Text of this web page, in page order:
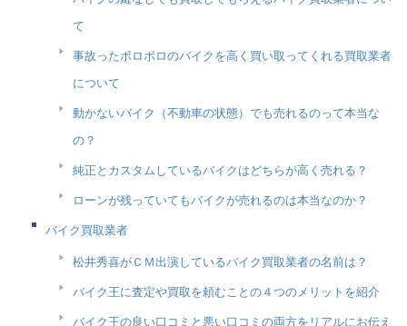
て
事故ったボロボロのバイクを高く買い取ってくれる買取業者
について
動かないバイク（不動車の状態）でも売れるのって本当な
の？
純正とカスタムしているバイクはどちらが高く売れる？
ローンが残っていてもバイクが売れるのは本当なのか？
バイク買取業者
松井秀喜がＣＭ出演しているバイク買取業者の名前は？
バイク王に査定や買取を頼むことの４つのメリットを紹介
バイク王の良い口コミと悪い口コミの両方をリアルにお伝え